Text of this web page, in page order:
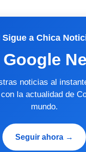
Sigue a Chica
Google
noticias al
la actualidad de
mundo.
Seguir ahora →